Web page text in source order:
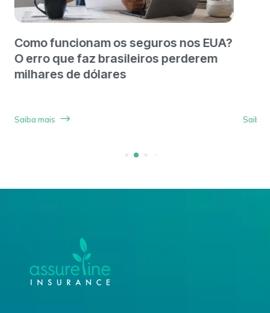
Como funcionam os seguros nos EUA?
O erro que faz brasileiros perderem
milhares de dólares
Saiba mais Saiba